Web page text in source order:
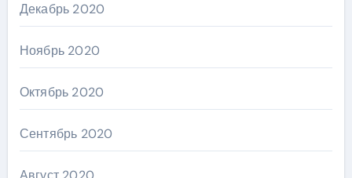
Декабрь 2020
Ноябрь 2020
Октябрь 2020
Сентябрь 2020